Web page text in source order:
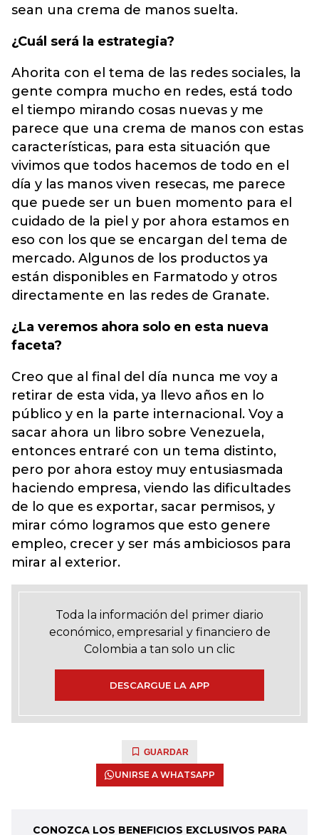
sean una crema de manos suelta.
¿Cuál será la estrategia?
Ahorita con el tema de las redes sociales, la
gente compra mucho en redes, está todo
el tiempo mirando cosas nuevas y me
parece que una crema de manos con estas
características, para esta situación que
vivimos que todos hacemos de todo en el
día y las manos viven resecas, me parece
que puede ser un buen momento para el
cuidado de la piel y por ahora estamos en
eso con los que se encargan del tema de
mercado. Algunos de los productos ya
están disponibles en Farmatodo y otros
directamente en las redes de Granate.
¿La veremos ahora solo en esta nueva
faceta?
Creo que al final del día nunca me voy a
retirar de esta vida, ya llevo años en lo
público y en la parte internacional. Voy a
sacar ahora un libro sobre Venezuela,
entonces entraré con un tema distinto,
pero por ahora estoy muy entusiasmada
haciendo empresa, viendo las dificultades
de lo que es exportar, sacar permisos, y
mirar cómo logramos que esto genere
empleo, crecer y ser más ambiciosos para
mirar al exterior.
Toda la información del primer diario
económico, empresarial y financiero de
Colombia a tan solo un clic
DESCARGUE LA APP
GUARDAR
UNIRSE A WHATSAPP
CONOZCA LOS BENEFICIOS EXCLUSIVOS PARA